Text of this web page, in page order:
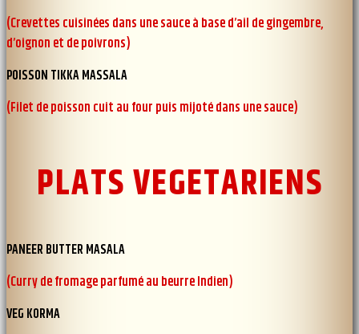
(Crevettes cuisinées dans une sauce à base d’ail de gingembre,
d’oignon et de poivrons)
POISSON TIKKA MASSALA
(Filet de poisson cuit au four puis mijoté dans une sauce)
PLATS VEGETARIENS
PANEER BUTTER MASALA
(Curry de fromage parfumé au beurre Indien)
VEG KORMA